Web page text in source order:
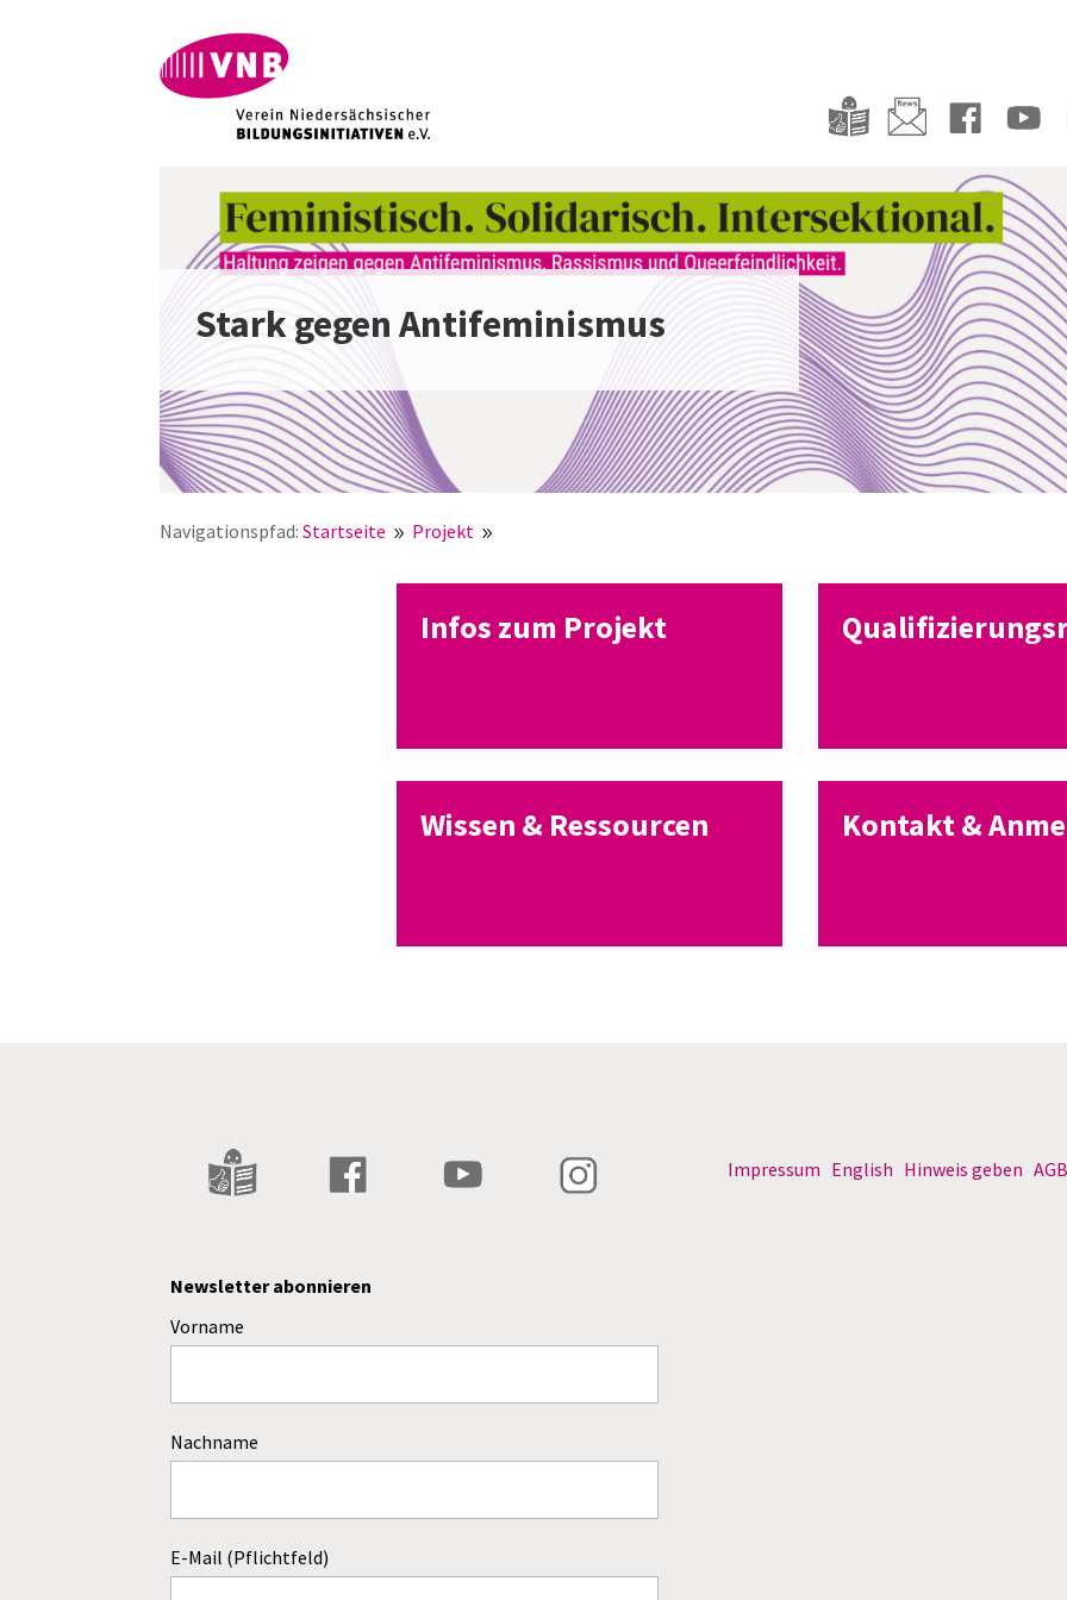
Stark gegen Antifeminismus
Navigationspfad:Startseite 9 Projekt 9
Infos zum Projekt
Wissen & Ressourcen Kontakt &
Impressum English Hinweis geben AGB
Newsletter abonnieren
Vorname
Nachname
E-Mail (Pflichtfeld)